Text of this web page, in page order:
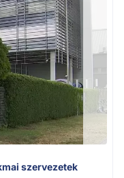
szervezetek